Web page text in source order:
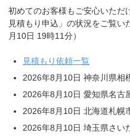
初めてのお客様もご安心いただ
見積もり申込」の状況をご覧
月10日 19時11分）
見積もり依頼一覧
2026年8月10日 神奈川県相
2026年8月10日 愛知県名古
2026年8月10日 北海道札幌
2026年8月10日 埼玉県さい